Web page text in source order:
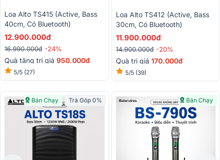
Loa Alto TS415 (Active, Bass
40cm, Có Bluetooth)
12.900.000đ
16.990.000đ -24%
Quà tặng trị giá 950.000đ
5/5 (27)
Loa Alto TS412 (Active, Bass
30cm, Có Bluetooth)
11.900.000đ
14.900.000đ -20%
Quà trị giá 170.000đ
5/5 (39)
Bán Chạy Trả Góp 0% Bán Chạy